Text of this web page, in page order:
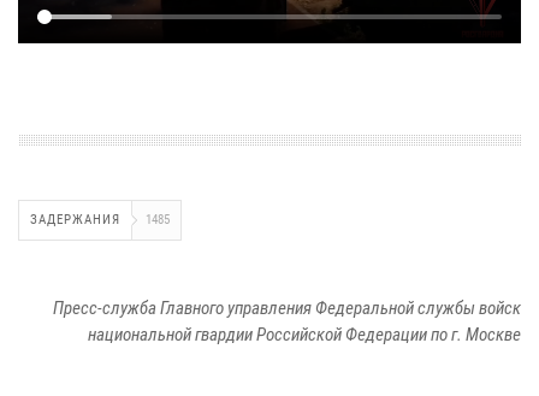
ЗАДЕРЖАНИЯ 1485
Пресс-служба Главного управления Федеральной службы войск
национальной гвардии Российской Федерации по г. Москве